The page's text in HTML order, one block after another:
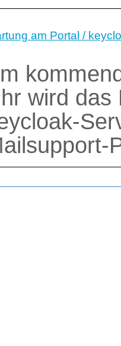
am Portal /
wird das